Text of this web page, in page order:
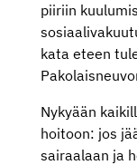
piiriin
kata eteen
Nykyään
hoitoon: jos
sairaalaan ja